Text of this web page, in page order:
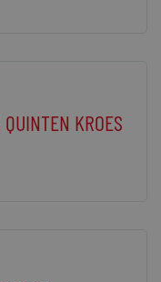
KROES